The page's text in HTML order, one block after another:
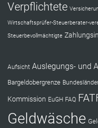
Verpflichtete
Wirtschaftsprüfer-Steuerberater-
Steuerbevollmächtigte
Aufsicht Auslegungs- und
Bargeldobergrenze
Kommission EuGH FAQ
Geldwäsche